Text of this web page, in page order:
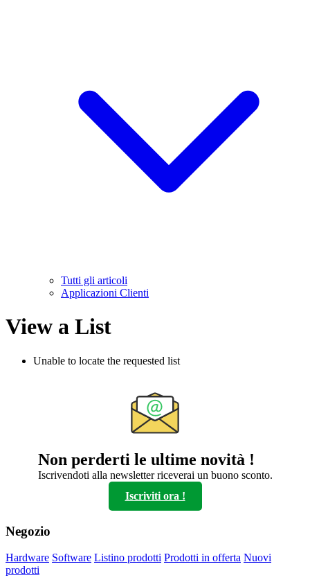
Tutti gli articoli
Applicazioni Clienti
View a List
Unable to locate the requested list
Non perderti le ultime novità !
Iscrivendoti alla newsletter riceverai un buono sconto.
Iscriviti ora !
Negozio
Hardware Software Listino prodotti Prodotti in offerta Nuovi
prodotti